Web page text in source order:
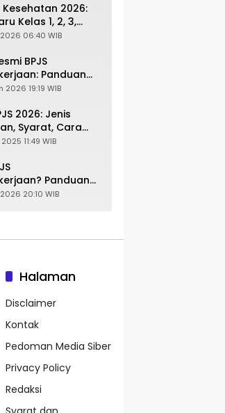
Kesehatan 2026:
Kelas 1, 2, 3,
Denda &
06:40 WIB
BPJS
Panduan
dan Fitur
2026 19:19 WIB
2026: Jenis
Syarat, Cara
Riwayat
11:49 WIB
Panduan
Pekerja dan
20:10 WIB
Halaman
Disclaimer
Kontak
Pedoman Media Siber
Privacy Policy
Redaksi